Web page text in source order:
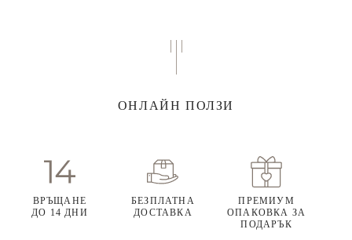
ОНЛАЙН ПОЛЗИ
ВРЪЩАНЕ
ДО 14 ДНИ
БЕЗПЛАТНА
ДОСТАВКА
ПРЕМИУМ
ОПАКОВКА ЗА
ПОДАРЪК